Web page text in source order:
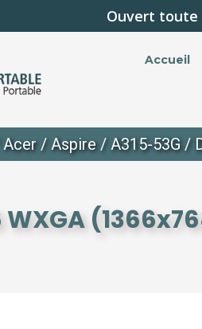
Ouvert toute
Accueil
Acer/ Aspire/ A315-53G/
WXGA